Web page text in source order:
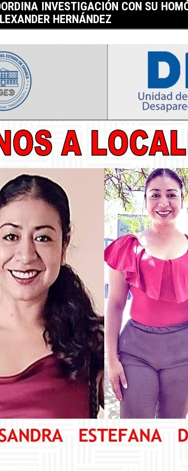
INVESTIGACIÓN CON SU
HERNÁNDEZ